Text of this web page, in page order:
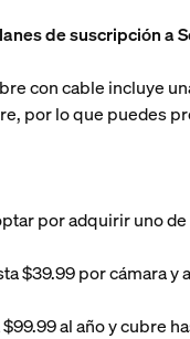
de suscripción a
con cable incluye
por lo que puedes
por adquirir uno
$39.99 por cámara
al año y cubre